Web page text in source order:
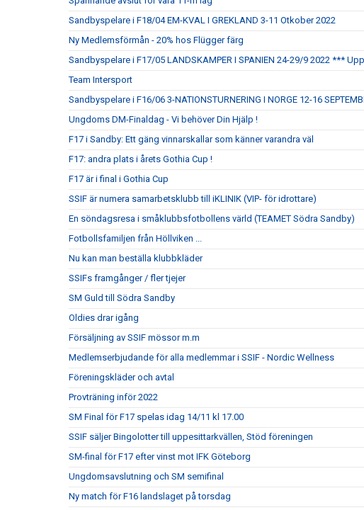
Sandbyspelare i F18/04 EM-KVAL I GREKLAND 3-11 Otkober 2022
Ny Medlemsförmån - 20% hos Flügger färg
Sandbyspelare i F17/05 LANDSKAMPER I SPANIEN 24-29/9 2022 ***
Team Intersport
Sandbyspelare i F16/06 3-NATIONSTURNERING I NORGE 12-16
Ungdoms DM-Finaldag - Vi behöver Din Hjälp !
F17 i Sandby: Ett gäng vinnarskallar som känner varandra väl
F17: andra plats i årets Gothia Cup !
F17 är i final i Gothia Cup
SSIF är numera samarbetsklubb till iKLINIK (VIP- för idrottare)
En söndagsresa i småklubbsfotbollens värld (TEAMET Södra Sandby)
Fotbollsfamiljen från Höllviken ...
Nu kan man beställa klubbkläder
SSIFs framgånger / fler tjejer
SM Guld till Södra Sandby
Oldies drar igång
Försäljning av SSIF mössor m.m
Medlemserbjudande för alla medlemmar i SSIF - Nordic Wellness
Föreningskläder och avtal
Provträning inför 2022
SM Final för F17 spelas idag 14/11 kl 17.00
SSIF säljer Bingolotter till uppesittarkvällen, Stöd föreningen
SM-final för F17 efter vinst mot IFK Göteborg
Ungdomsavslutning och SM semifinal
Ny match för F16 landslaget på torsdag